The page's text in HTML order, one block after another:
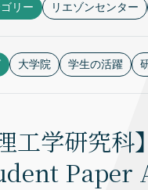
リー リエゾンセンター
大学院 学生の活躍
理工学研究
Paper